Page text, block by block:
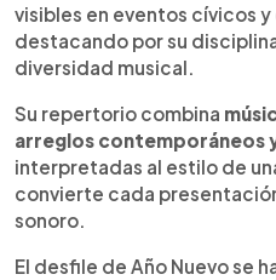
visibles en eventos cívicos
destacando por su
diversidad musical.
Su repertorio combina
arreglos contemporáneos
interpretadas al estilo de
convierte cada
sonoro.
El desfile de Año Nuevo se